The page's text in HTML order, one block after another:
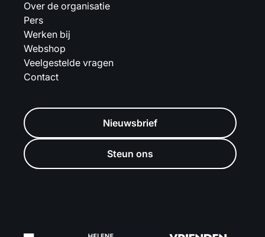
Over de organisatie
Pers
Werken bij
Webshop
Veelgestelde vragen
Contact
Nieuwsbrief
Steun ons